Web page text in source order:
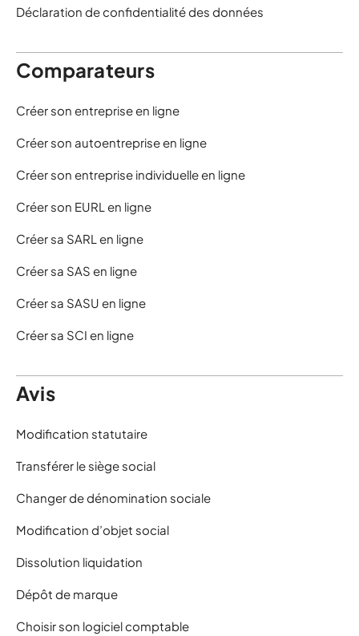
Déclaration de confidentialité des données
Comparateurs
Créer son entreprise en ligne
Créer son autoentreprise en ligne
Créer son entreprise individuelle en ligne
Créer son EURL en ligne
Créer sa SARL en ligne
Créer sa SAS en ligne
Créer sa SASU en ligne
Créer sa SCI en ligne
Avis
Modification statutaire
Transférer le siège social
Changer de dénomination sociale
Modification d’objet social
Dissolution liquidation
Dépôt de marque
Choisir son logiciel comptable